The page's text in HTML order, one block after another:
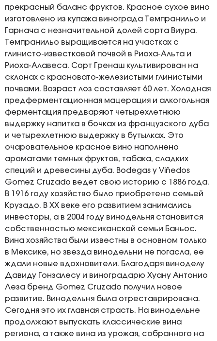
прекрасный баланс фруктов. Красное сухое вино
изготовлено из купажа винограда Темпранильо и
Гарнача с незначительной долей сорта Виура.
Темпранильо выращивается на участках с
глинисто-известковой почвой в Риоха-Альта и
Риоха-Алавеса. Сорт Гренаш культивирован на
склонах с красновато-железистыми глинистыми
почвами. Возраст лоз составляет 60 лет. Холодная
предферментационная мацерация и алкогольная
ферментация предваряют четырехлетнюю
выдержку напитка в бочках из французского дуба
и четырехлетнюю выдержку в бутылках. Это
очаровательное красное вино наполнено
ароматами темных фруктов, табака, сладких
специй и древесины дуба. Bodegas y Viñedos
Gоmez Cruzado ведет свою историю с 1886 года.
В 1916 году хозяйство было приобретено семьей
Крузадо. В XX веке его развитием занимались
инвесторы, а в 2004 году винодельня становится
собственностью мексиканской семьи Баньос.
Вина хозяйства были известны в основном только
в Мексике, но звезда винодельни не погасла, ее
ждали новые вдохновители. Благодаря виноделу
Давиду Гонзалесу и виноградарю Хуану Антонио
Леза бренд Gоmez Cruzado получил новое
развитие. Винодельня была отреставрирована.
Сегодня это их главная страсть. На винодельне
продолжают выпускать классические вина
региона, а также вина из урожая, собранного на